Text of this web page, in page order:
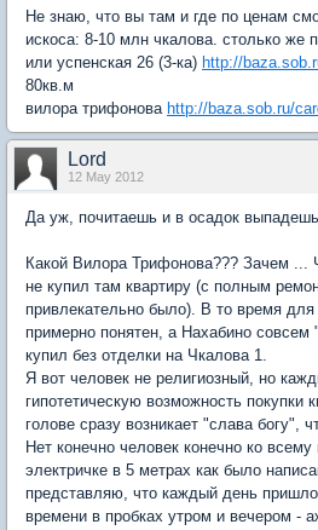
Не знаю, что вы там и где по ценам
искоса: 8-10 млн чкалова. столько же
или успенская 26 (3-ка) http://
80кв.м
вилора трифонова http://baza.sob.ru/
Lord
12 May 2012
Да уж, почитаешь и в осадок
Какой Вилора Трифонова??? Зачем ...
не купил там квартиру (с полным
привлекательно было). В то время
примерно понятен, а Нахабино
купил без отделки на Чкалова 1.
Я вот человек не религиозный, но
гипотетическую возможность покупки
голове сразу возникает "слава богу",
Нет конечно человек конечно ко
электричке в 5 метрах как было
представляю, что каждый день
времени в пробках утром и вечером -